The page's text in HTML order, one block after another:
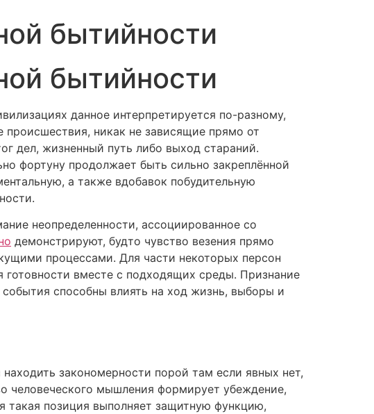
бытийности
бытийности
данное интерпретируется по-разному,
никак не зависящие прямо от
дел, жизненный путь либо выход стараний.
фортуну продолжает быть сильно закреплённой
а также вдобавок побудительную
неопределенности, ассоциированное со
демонстрируют, будто чувство везения прямо
процессами. Для части некоторых персон
готовности вместе с подходящих среды. Признание
способны влиять на ход жизнь, выборы и
закономерности порой там если явных нет,
человеческого мышления формирует убеждение,
такая позиция выполняет защитную функцию,